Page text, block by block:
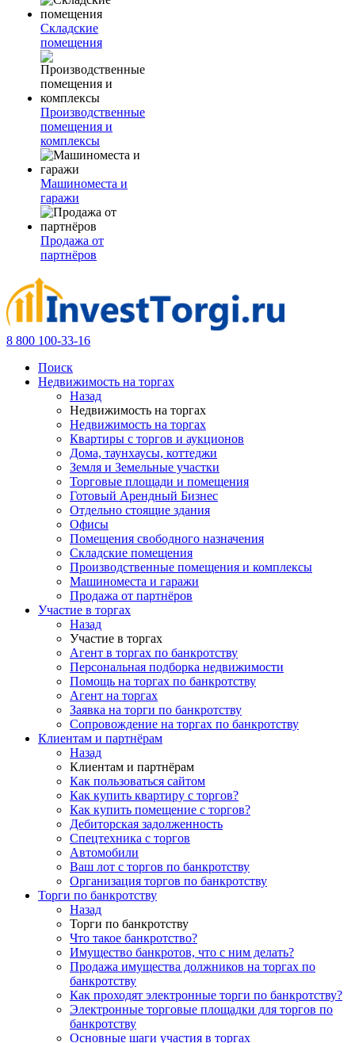
Складские
помещения
Производственные
помещения и
комплексы
Машиноместа и
гаражи
Продажа от
партнёров
8 800 100-33-16
Поиск
Недвижимость на торгах
Назад
Недвижимость на торгах
Недвижимость на торгах
Квартиры с торгов и аукционов
Дома, таунхаусы, коттеджи
Земля и Земельные участки
Торговые площади и помещения
Готовый Арендный Бизнес
Отдельно стоящие здания
Офисы
Помещения свободного назначения
Складские помещения
Производственные помещения и комплексы
Машиноместа и гаражи
Продажа от партнёров
Участие в торгах
Назад
Участие в торгах
Агент в торгах по банкротству
Персональная подборка недвижимости
Помощь на торгах по банкротству
Агент на торгах
Заявка на торги по банкротству
Сопровождение на торгах по банкротству
Клиентам и партнёрам
Назад
Клиентам и партнёрам
Как пользоваться сайтом
Как купить квартиру с торгов?
Как купить помещение с торгов?
Дебиторская задолженность
Спецтехника с торгов
Автомобили
Ваш лот с торгов по банкротству
Организация торгов по банкротству
Торги по банкротству
Назад
Торги по банкротству
Что такое банкротство?
Имущество банкротов, что с ним делать?
Продажа имущества должников на торгах по
банкротству
Как проходят электронные торги по банкротству?
Электронные торговые площадки для торгов по
банкротству
Основные шаги участия в торгах